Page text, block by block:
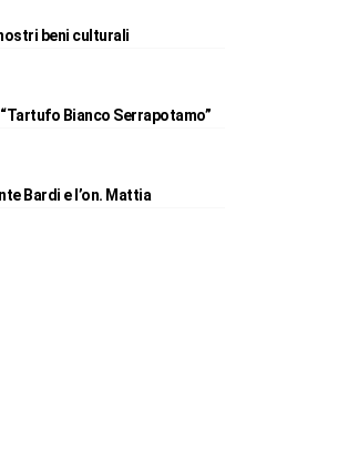
beni culturali
Bianco Serrapotamo”
Bardi e l’on. Mattia